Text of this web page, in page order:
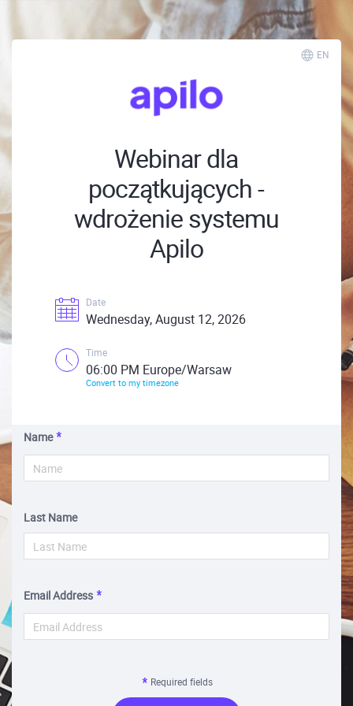
EN
Webinar dla
początkujących -
wdrożenie systemu
Apilo
Date
Wednesday, August 12, 2026
Time
06:00 PM Europe/Warsaw
Convert to my timezone
Name
Last Name
Email Address
Required fields